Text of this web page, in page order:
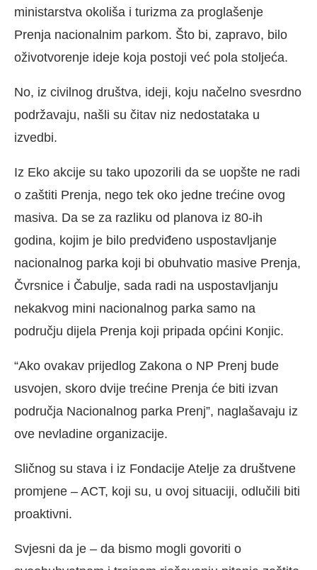
ministarstva okoliša i turizma za proglašenje
Prenja nacionalnim parkom. Što bi, zapravo, bilo
oživotvorenje ideje koja postoji već pola stoljeća.
No, iz civilnog društva, ideji, koju načelno svesrdno
podržavaju, našli su čitav niz nedostataka u
izvedbi.
Iz Eko akcije su tako upozorili da se uopšte ne radi
o zaštiti Prenja, nego tek oko jedne trećine ovog
masiva. Da se za razliku od planova iz 80-ih
godina, kojim je bilo predviđeno uspostavljanje
nacionalnog parka koji bi obuhvatio masive Prenja,
Čvrsnice i Čabulje, sada radi na uspostavljanju
nekakvog mini nacionalnog parka samo na
području dijela Prenja koji pripada općini Konjic.
“Ako ovakav prijedlog Zakona o NP Prenj bude
usvojen, skoro dvije trećine Prenja će biti izvan
područja Nacionalnog parka Prenj”, naglašavaju iz
ove nevladine organizacije.
Sličnog su stava i iz Fondacije Atelje za društvene
promjene – ACT, koji su, u ovoj situaciji, odlučili biti
proaktivni.
Svjesni da je – da bismo mogli govoriti o